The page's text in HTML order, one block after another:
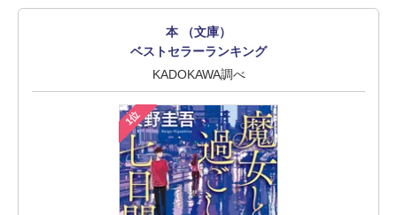
本 （文庫）
ベストセラーランキング
KADOKAWA調べ
1位